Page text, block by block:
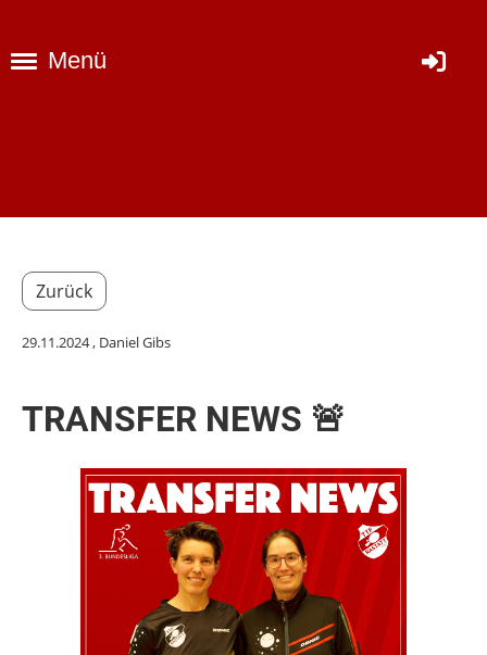
Menü
Zurück
29.11.2024, Daniel Gibs
TRANSFER NEWS 🚨